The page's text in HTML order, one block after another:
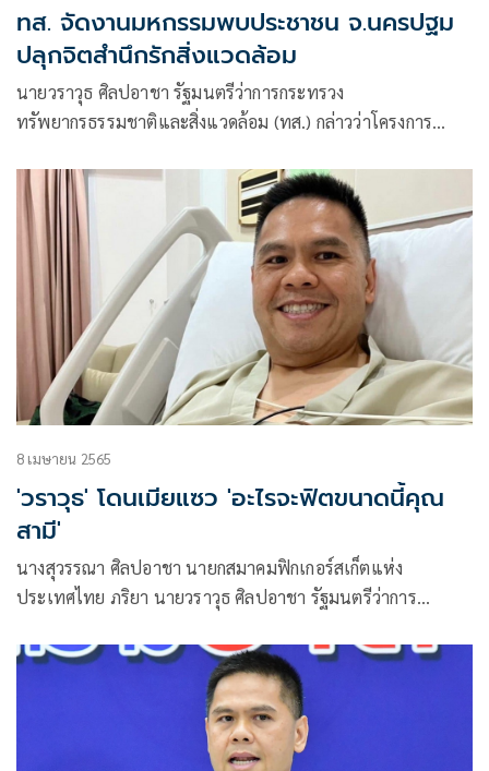
ทส. จัดงานมหกรรมพบประชาชน จ.นครปฐม
ปลุกจิตสำนึกรักสิ่งแวดล้อม
นายวราวุธ ศิลปอาชา รัฐมนตรีว่าการกระทรวง
ทรัพยากรธรรมชาติและสิ่งแวดล้อม (ทส.) กล่าวว่าโครงการ
มูลค่า พัฒนาคุณภาพชีวิต ปลุกจิตสำนึกรักสิ่งแวดล้อม
8 เมษายน 2565
'วราวุธ' โดนเมียแซว​ 'อะไรจะฟิตขนาดนี้คุณ
สามี'
นางสุวรรณา ศิลปอาชา นายกสมาคมฟิกเกอร์สเก็ตแห่ง
ประเทศไทย ภริยา นายวราวุธ ศิลปอาชา รัฐมนตรีว่าการ
ซบุ๊ก